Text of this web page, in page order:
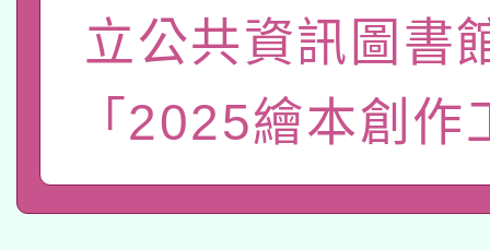
年度健康促進學校輔導
業成長研習」實施計畫
族教育國際趨勢與發展
新北市政府教育局辦理
師專業成長研習實施
方素養工作坊新北場」
函轉國立臺灣師範大學
族語言臺北學習中心
「族語學習班」招生簡
轉知有關國立成功大學
年度COVID-19疫苗接
轉知經濟部水利署委託
立公共資訊圖書
「2025繪本創作